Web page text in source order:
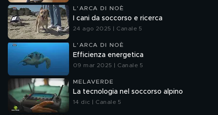
L'ARCA DI NOÈ
I cani da soccorso e ricerca
24 ago 2025 | Canale 5
L'ARCA DI NOÈ
Efficienza energetica
09 mar 2025 | Canale 5
MELAVERDE
La tecnologia nel soccorso alpino
14 dic | Canale 5